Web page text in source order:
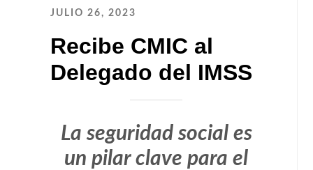
JULIO 26, 2023
Recibe CMIC al
Delegado del IMSS
La seguridad social es
un pilar clave para el